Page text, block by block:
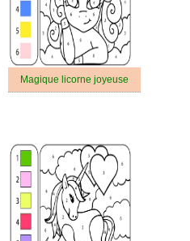
Magique licorne joyeuse